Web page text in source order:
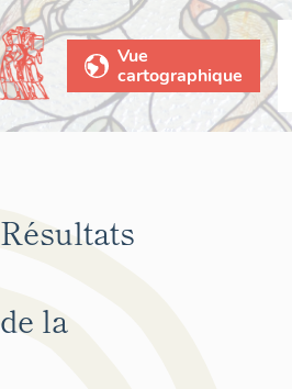
Vue
cartographique
Résultats
de la